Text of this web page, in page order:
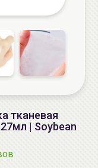
тканевая
| Soybean